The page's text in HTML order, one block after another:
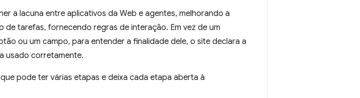
a lacuna entre aplicativos da Web e agentes, melhorando a
de tarefas, fornecendo regras de interação. Em vez de um
ou um campo, para entender a finalidade dele, o site declara a
usado corretamente.
pode ter várias etapas e deixa cada etapa aberta à